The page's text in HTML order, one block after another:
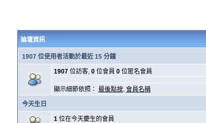
論壇資訊
1907 位使用者活動於最近 15 分鐘
1907位訪客, 0位會員 0位匿名會員
顯示細節依照： 最後點按, 會員名稱
今天生日
1位在今天慶生的會員